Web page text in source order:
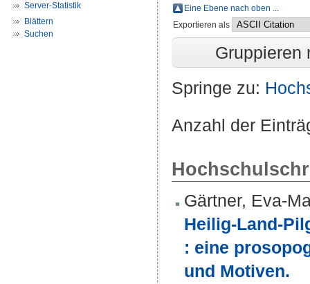
Server-Statistik
Blättern
Suchen
Eine Ebene nach oben ...
Exportieren als
Gruppieren
Springe zu:
Anzahl der
Gärtner, Eva-
Heilig-Land-
: eine
und Motiven.